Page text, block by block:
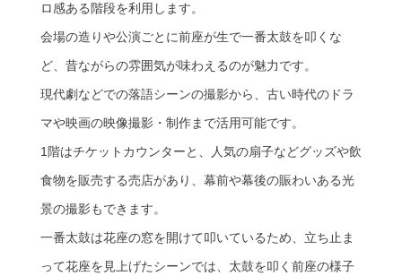
ロ感ある階段を利用します。
会場の造りや公演ごとに前座が生で一番太鼓を叩くな
ど、昔ながらの雰囲気が味わえるのが魅力です。
現代劇などでの落語シーンの撮影から、古い時代のドラ
マや映画の映像撮影・制作まで活用可能です。
1階はチケットカウンターと、人気の扇子などグッズや飲
食物を販売する売店があり、幕前や幕後の賑わいある光
景の撮影もできます。
一番太鼓は花座の窓を開けて叩いているため、立ち止ま
って花座を見上げたシーンでは、太鼓を叩く前座の様子